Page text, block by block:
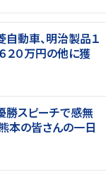
自動車、明治製品１
２０万円の他に獲
勝スピーチで感無
本の皆さんの一日